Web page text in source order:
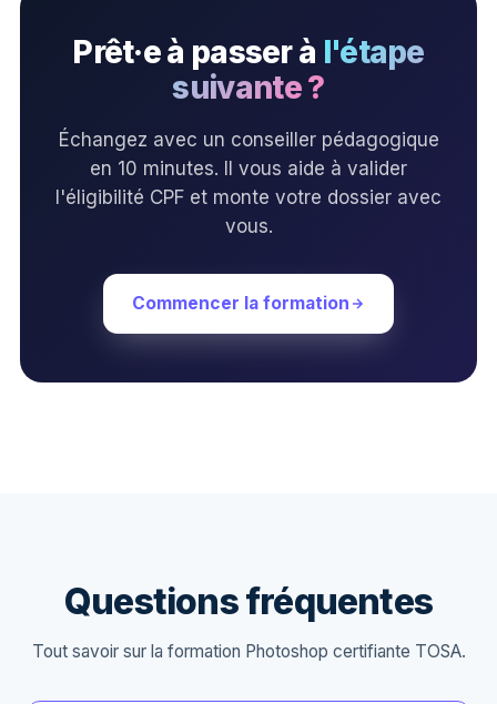
Prêt·e à passer à l'étape
suivante ?
Échangez avec un conseiller pédagogique
en 10 minutes. Il vous aide à valider
l'éligibilité CPF et monte votre dossier avec
vous.
Commencer la formation
Questions fréquentes
Tout savoir sur la formation Photoshop certifiante TOSA.